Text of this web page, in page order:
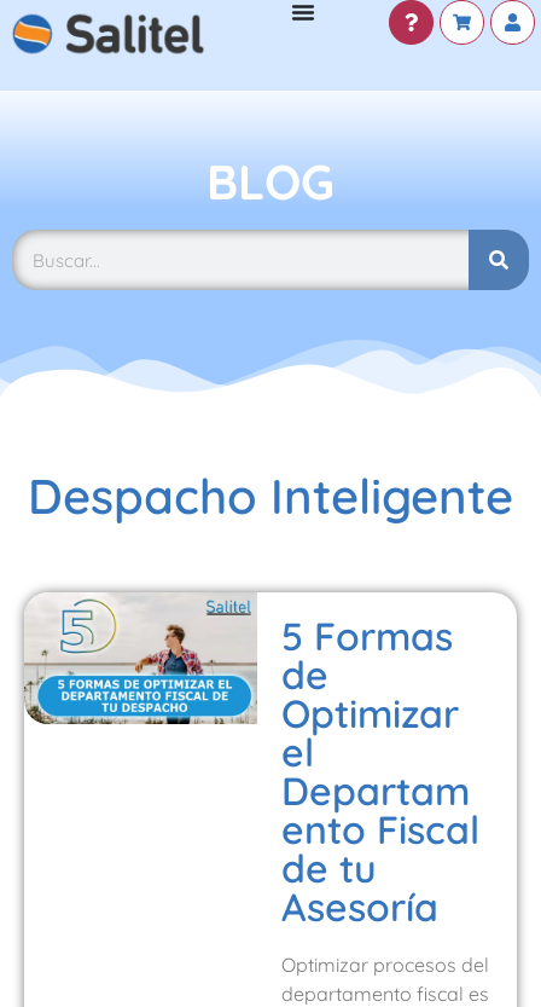
BLOG
Despacho Inteligente
5 Formas
de
Optimizar
el
Departam
ento Fiscal
de tu
Asesoría
Optimizar procesos del
departamento fiscal es